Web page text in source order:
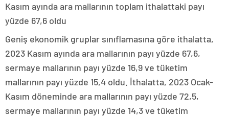
Kasım ayında ara mallarının toplam ithalattaki payı
yüzde 67,6 oldu
Geniş ekonomik gruplar sınıflamasına göre ithalatta,
2023 Kasım ayında ara mallarının payı yüzde 67,6,
sermaye mallarının payı yüzde 16,9 ve tüketim
mallarının payı yüzde 15,4 oldu. İthalatta, 2023 Ocak-
Kasım döneminde ara mallarının payı yüzde 72,5,
sermaye mallarının payı yüzde 14,3 ve tüketim